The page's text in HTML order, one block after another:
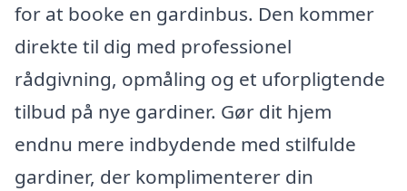
for at booke en gardinbus. Den kommer
direkte til dig med professionel
rådgivning, opmåling og et uforpligtende
tilbud på nye gardiner. Gør dit hjem
endnu mere indbydende med stilfulde
gardiner, der komplimenterer din